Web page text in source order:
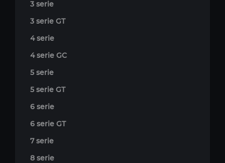
3 serie
3 serie GT
4 serie
4 serie GC
5 serie
5 serie GT
6 serie
6 serie GT
7 serie
8 serie